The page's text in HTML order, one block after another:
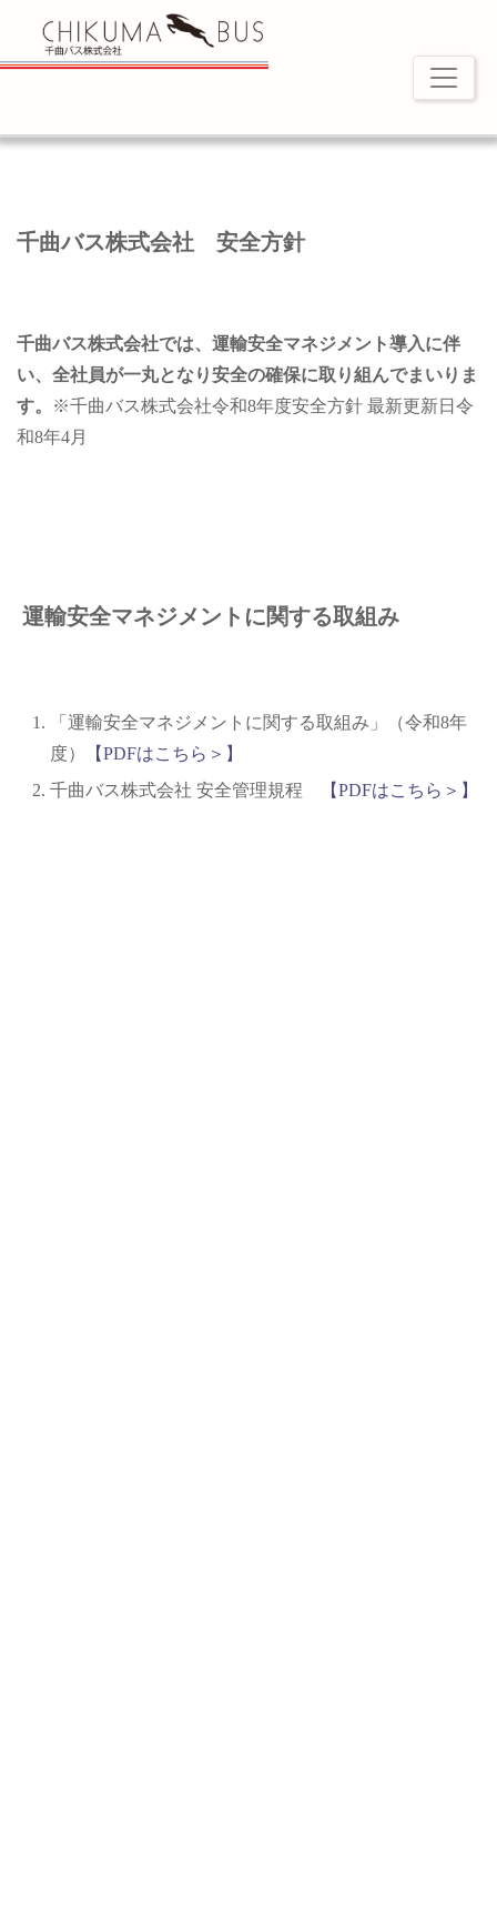
千曲バス株式会社 安全方針
千曲バス株式会社では、運輸安全マネジメント導入に伴
い、全社員が一丸となり安全の確保に取り組んでまいりま
す。
※千曲バス株式会社令和8年度安全方針 最新更新日令
和8年4月
運輸安全マネジメントに関する取組み
「運輸安全マネジメントに関する取組み」（令和8年
度）
【PDFはこちら＞】
千曲バス株式会社 安全管理規程
【PDFはこちら＞】